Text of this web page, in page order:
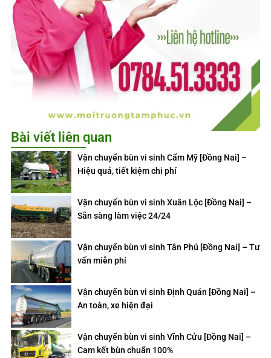
Bài viết liên quan
Vận chuyển bùn vi sinh Cẩm Mỹ [Đồng Nai] –
Hiệu quả, tiết kiệm chi phí
Vận chuyển bùn vi sinh Xuân Lộc [Đồng Nai] –
Sẵn sàng làm việc 24/24
Vận chuyển bùn vi sinh Tân Phú [Đồng Nai] – Tư
vấn miễn phí
Vận chuyển bùn vi sinh Định Quán [Đồng Nai] –
An toàn, xe hiện đại
Vận chuyển bùn vi sinh Vĩnh Cửu [Đồng Nai] –
Cam kết bùn chuẩn 100%